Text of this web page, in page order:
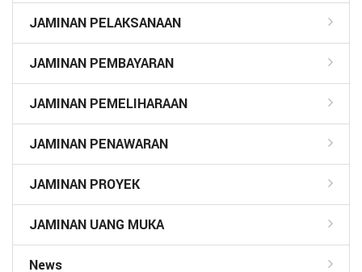
JAMINAN PELAKSANAAN
JAMINAN PEMBAYARAN
JAMINAN PEMELIHARAAN
JAMINAN PENAWARAN
JAMINAN PROYEK
JAMINAN UANG MUKA
News